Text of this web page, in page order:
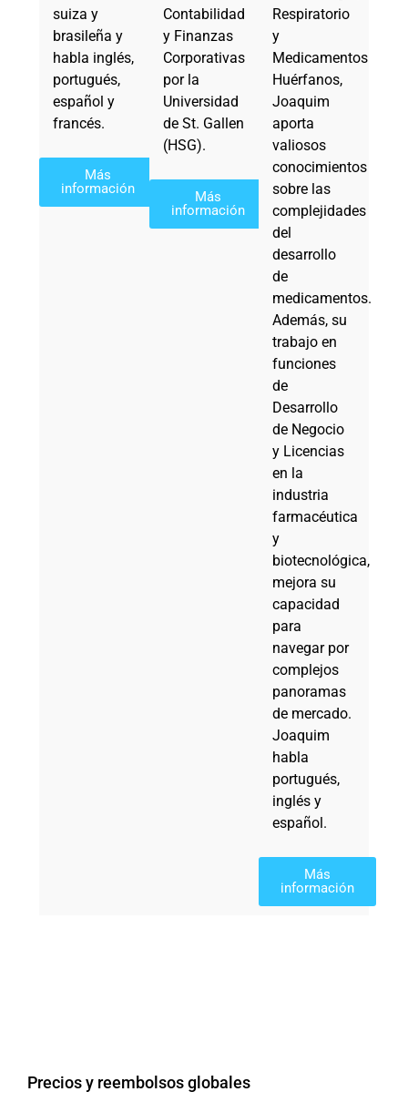
suiza y
brasileña y
habla inglés,
portugués,
español y
francés.
Más
información
Contabilidad
y Finanzas
Corporativas
por la
Universidad
de St. Gallen
(HSG).
Más
información
Respiratorio
y
Medicamentos
Huérfanos,
Joaquim
aporta
valiosos
conocimientos
sobre las
complejidades
del
desarrollo
de
medicamentos.
Además, su
trabajo en
funciones
de
Desarrollo
de Negocio
y Licencias
en la
industria
farmacéutica
y
biotecnológica,
mejora su
capacidad
para
navegar por
complejos
panoramas
de mercado.
Joaquim
habla
portugués,
inglés y
español.
Más
información
Precios y reembolsos globales